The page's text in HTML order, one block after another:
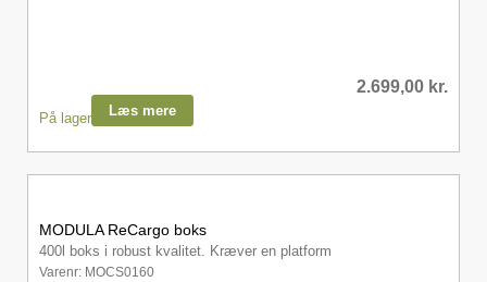
2.699,00 kr.
På lager Læs mere
MODULA ReCargo boks
400l boks i robust kvalitet. Kræver en platform
Varenr: MOCS0160